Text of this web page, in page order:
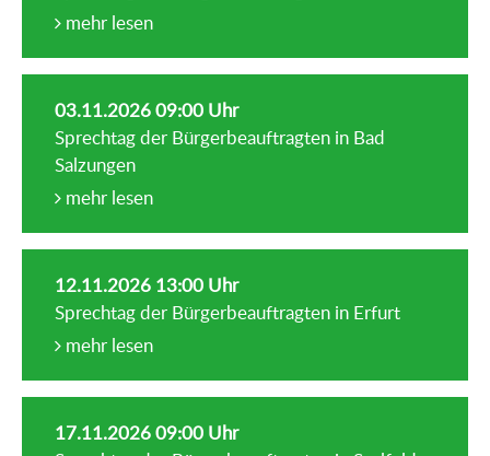
mehr lesen
03.11.2026 09:00 Uhr
Sprechtag der Bürgerbeauftragten in Bad
Salzungen
mehr lesen
12.11.2026 13:00 Uhr
Sprechtag der Bürgerbeauftragten in Erfurt
mehr lesen
17.11.2026 09:00 Uhr